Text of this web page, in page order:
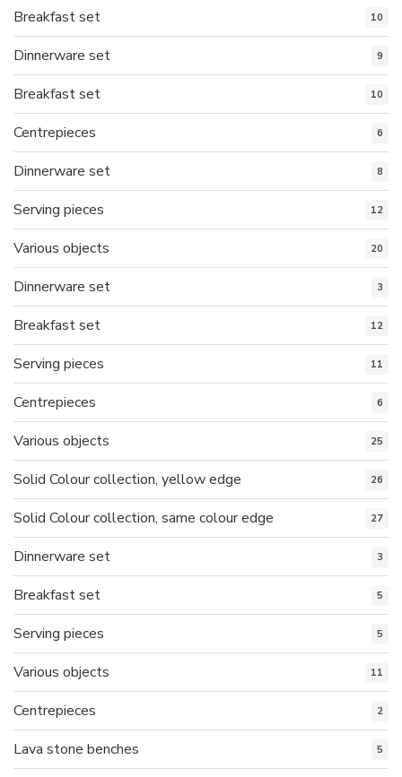
Breakfast set 10
Dinnerware set 9
Breakfast set 10
Centrepieces 6
Dinnerware set 8
Serving pieces 12
Various objects 20
Dinnerware set 3
Breakfast set 12
Serving pieces 11
Centrepieces 6
Various objects 25
Solid Colour collection, yellow edge 26
Solid Colour collection, same colour edge 27
Dinnerware set 3
Breakfast set 5
Serving pieces 5
Various objects 11
Centrepieces 2
Lava stone benches 5